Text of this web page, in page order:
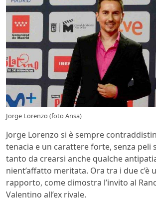
Jorge Lorenzo (foto Ansa)
Jorge Lorenzo si è sempre
tenacia e un carattere forte, senza peli
tanto da crearsi anche qualche
nient’affatto meritata. Ora tra i due c’è
rapporto, come dimostra l’invito al
Valentino all’ex rivale.